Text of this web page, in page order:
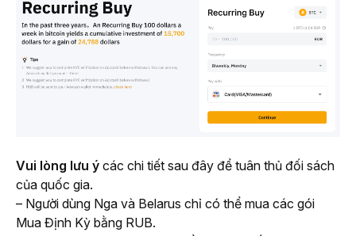
Vui lòng lưu ý các chi tiết sau đây để tuân thủ đối sách
của quốc gia.
– Người dùng Nga và Belarus chỉ có thể mua các gói
Mua Định Kỳ bằng RUB.